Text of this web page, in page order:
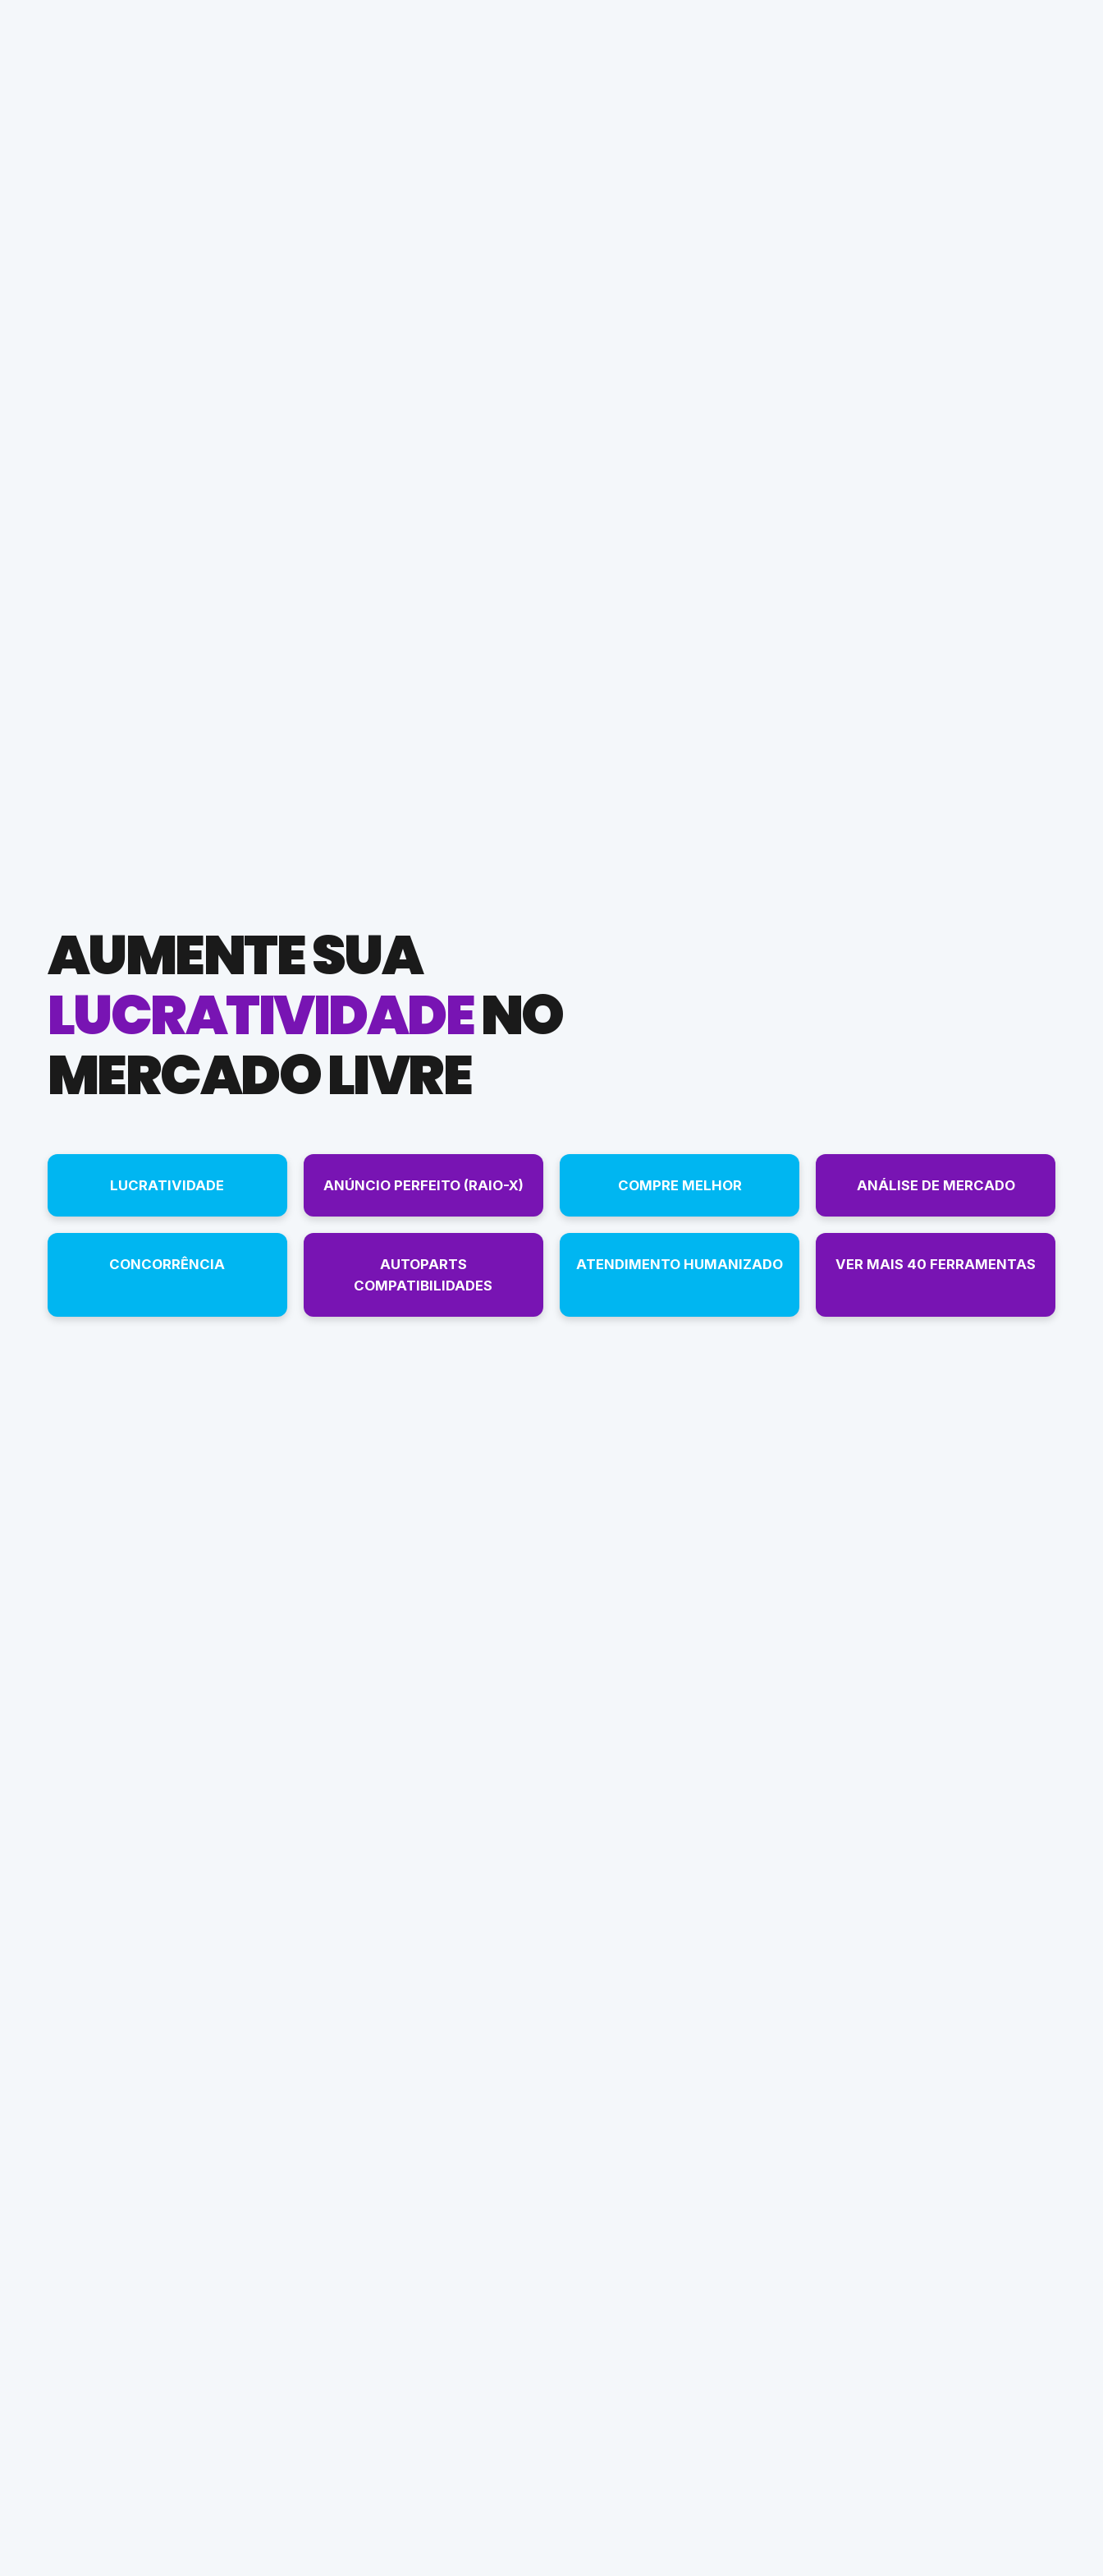
AUMENTE SUA
LUCRATIVIDADENO
MERCADO LIVRE
LUCRATIVIDADE ANÚNCIO PERFEITO (RAIO-X) COMPRE MELHOR ANÁLISE DE MERCADO
CONCORRÊNCIA
AUTOPARTS
COMPATIBILIDADES
ATENDIMENTO HUMANIZADO VER MAIS 40 FERRAMENTAS